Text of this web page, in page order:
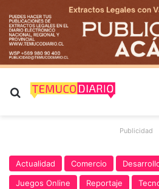
Buscar por
Publicidad
Actualidad Comercio
Juegos Online
Reportaje